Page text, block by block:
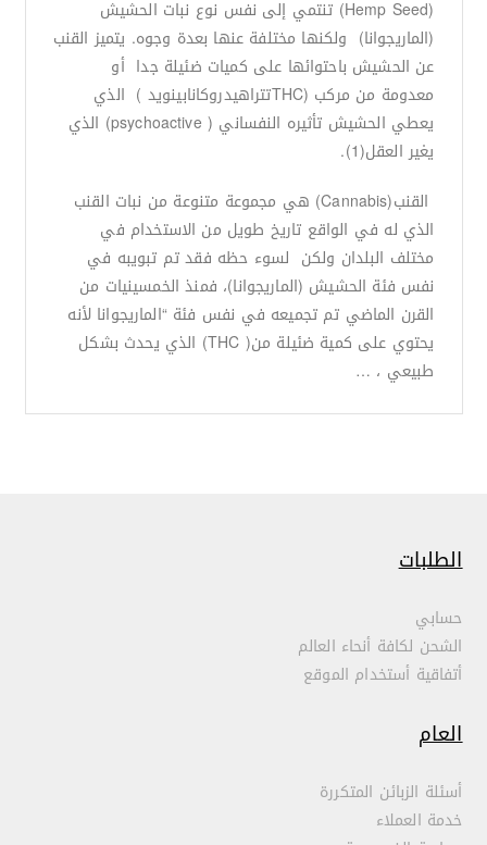
(Hemp Seed) تنتمي إلى نفس نوع نبات الحشيش
(الماريجوانا) ولكنها مختلفة عنها بعدة وجوه. يتميز القنب
عن الحشيش باحتوائها على كميات ضئيلة جدا أو
معدومة من مركب (THCتتراهيدروكانابينويد ) الذي
يعطي الحشيش تأثيره النفساني ( psychoactive) الذي
يغير العقل(1).
القنب(Cannabis) هي مجموعة متنوعة من نبات القنب
الذي له في الواقع تاريخ طويل من الاستخدام في
مختلف البلدان ولكن لسوء حظه فقد تم تبويبه في
نفس فئة الحشيش (الماريجوانا)، فمنذ الخمسينيات من
القرن الماضي تم تجميعه في نفس فئة “الماريجوانا لأنه
يحتوي على كمية ضئيلة من( THC) الذي يحدث بشكل
طبيعي ، …
الطلبات
حسابي
الشحن لكافة أنحاء العالم
أتفاقية أستخدام الموقع
العام
أسئلة الزبائن المتكررة
خدمة العملاء